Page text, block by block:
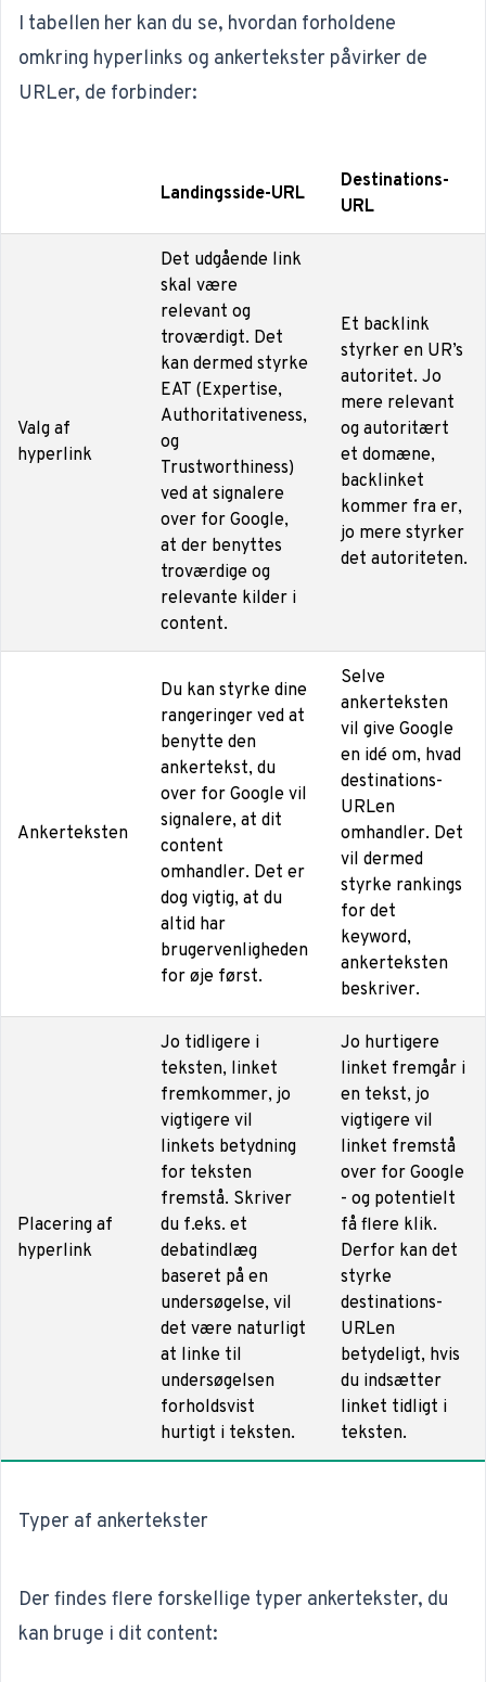
I tabellen her kan du se, hvordan forholdene
omkring hyperlinks og ankertekster påvirker de
URLer, de forbinder:
Landingsside-URL
Destinations-
URL
Valg af
hyperlink
Det udgående link
skal være
relevant og
troværdigt. Det
kan dermed styrke
EAT (Expertise,
Authoritativeness,
og
Trustworthiness)
ved at signalere
over for Google,
at der benyttes
troværdige og
relevante kilder i
content.
Et backlink
styrker en UR’s
autoritet. Jo
mere relevant
og autoritært
et domæne,
backlinket
kommer fra er,
jo mere styrker
det autoriteten.
Ankerteksten
Du kan styrke dine
rangeringer ved at
benytte den
ankertekst, du
over for Google vil
signalere, at dit
content
omhandler. Det er
dog vigtig, at du
altid har
brugervenligheden
for øje først.
Selve
ankerteksten
vil give Google
en idé om, hvad
destinations-
URLen
omhandler. Det
vil dermed
styrke rankings
for det
keyword,
ankerteksten
beskriver.
Placering af
hyperlink
Jo tidligere i
teksten, linket
fremkommer, jo
vigtigere vil
linkets betydning
for teksten
fremstå. Skriver
du f.eks. et
debatindlæg
baseret på en
undersøgelse, vil
det være naturligt
at linke til
undersøgelsen
forholdsvist
hurtigt i teksten.
Jo hurtigere
linket fremgår i
en tekst, jo
vigtigere vil
linket fremstå
over for Google
- og potentielt
få flere klik.
Derfor kan det
styrke
destinations-
URLen
betydeligt, hvis
du indsætter
linket tidligt i
teksten.
Typer af ankertekster
Der findes flere forskellige typer ankertekster, du
kan bruge i dit content: